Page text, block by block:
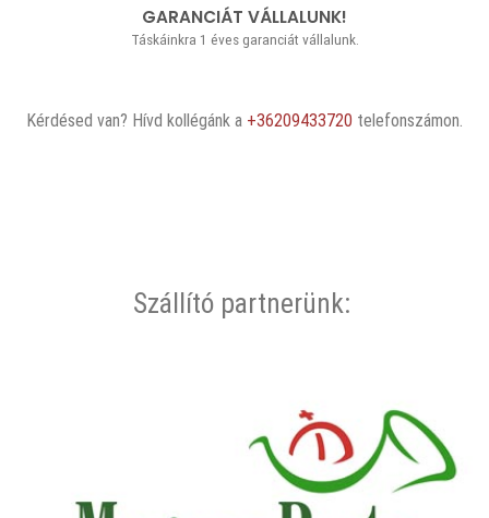
GARANCIÁT VÁLLALUNK!
Táskáinkra 1 éves garanciát vállalunk.
Kérdésed van? Hívd kollégánk a +36209433720 telefonszámon.
Szállító partnerünk: